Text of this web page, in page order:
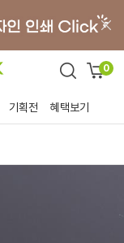
0
기획전 혜택보기